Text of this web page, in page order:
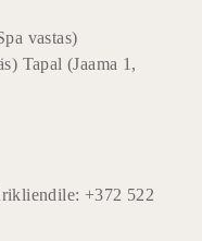
vastas)
Tapal (Jaama 1,
+372 522